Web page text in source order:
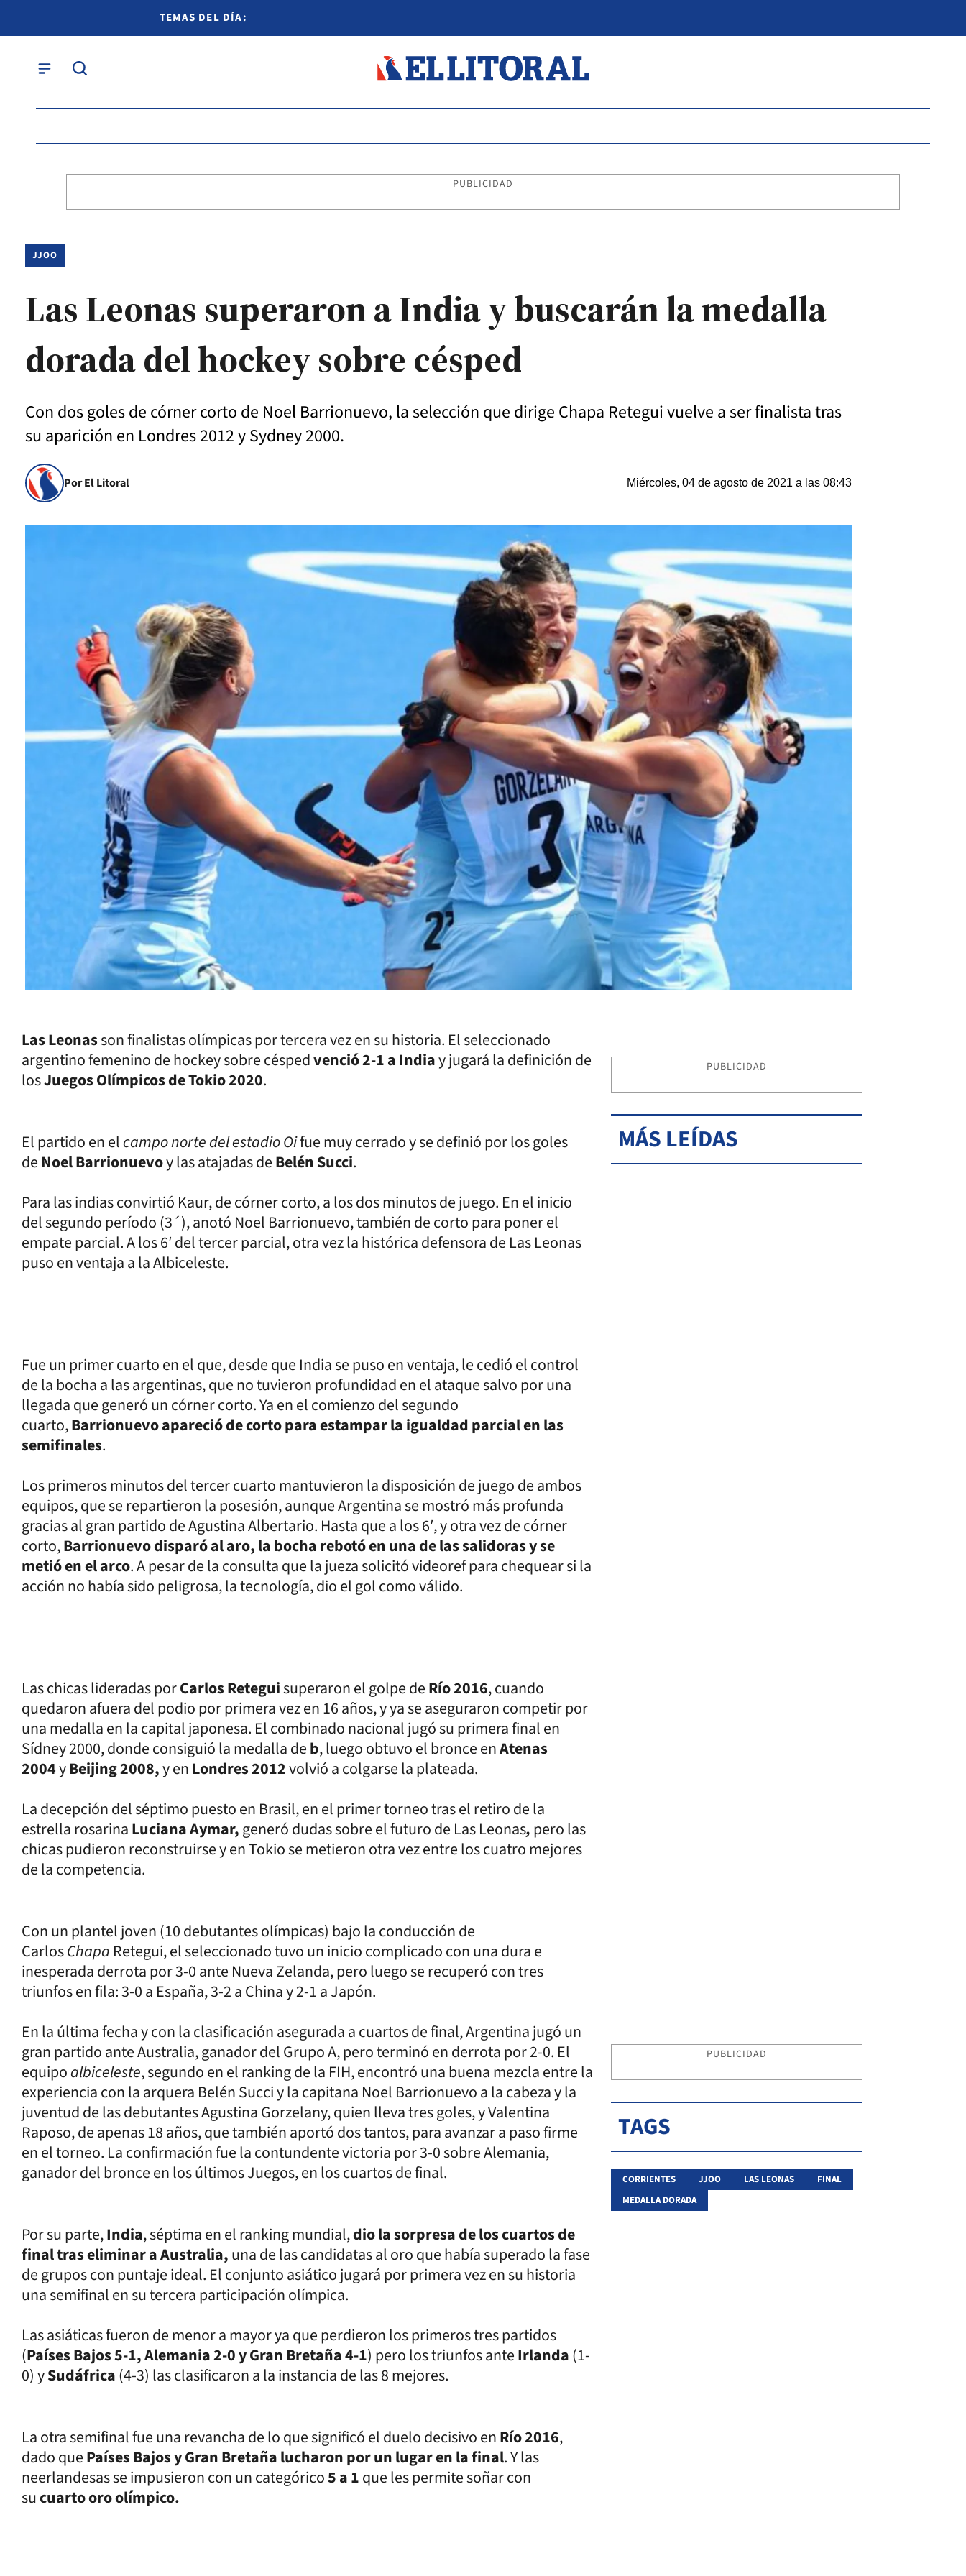
TEMAS DEL DÍA:
PUBLICIDAD
JJOO
Las Leonas superaron a India y buscarán la medalla
dorada del hockey sobre césped
Con dos goles de córner corto de Noel Barrionuevo, la selección que dirige Chapa Retegui vuelve a ser finalista tras
su aparición en Londres 2012 y Sydney 2000.
Por El Litoral Miércoles, 04 de agosto de 2021 a las 08:43
Las Leonasson finalistas olímpicas por tercera vez en su historia. El seleccionado
argentino femenino de hockey sobre céspedvenció 2-1 aIndiay jugará la definición de
losJuegos Olímpicos de Tokio 2020.
El partido en elcampo norte del estadio Oifue muy cerrado y se definió por los goles
deNoel Barrionuevoy las atajadas deBelén Succi.
Para las indias convirtió Kaur, de córner corto, a los dos minutos de juego. En el inicio
del segundo período (3´), anotó Noel Barrionuevo, también de corto para poner el
empate parcial. A los 6′ del tercer parcial, otra vez la histórica defensora de Las Leonas
puso en ventaja a la Albiceleste.
Fue un primer cuarto en el que, desde que India se puso en ventaja, le cedió el control
de la bocha a las argentinas, que no tuvieron profundidad en el ataque salvo por una
llegada que generó un córner corto. Ya en el comienzo del segundo
cuarto,Barrionuevo apareció de corto para estampar la igualdad parcial en las
semifinales.
Los primeros minutos del tercer cuarto mantuvieron la disposición de juego de ambos
equipos, que se repartieron la posesión, aunque Argentina se mostró más profunda
gracias al gran partido de Agustina Albertario. Hasta que a los 6′, y otra vez de córner
corto,Barrionuevo disparó al aro, la bocha rebotó en una de las salidoras y se
metió en el arco. A pesar de la consulta que la jueza solicitó videoref para chequear si la
acción no había sido peligrosa, la tecnología, dio el gol como válido.
Las chicas lideradas porCarlos Reteguisuperaron el golpe deRío 2016,cuando
quedaron afuera del podio por primera vez en 16 años,y ya se aseguraron competir por
una medalla en la capital japonesa. El combinado nacional jugó su primera final en
Sídney 2000, donde consiguió la medalla deb, luego obtuvo el bronceenAtenas
2004yBeijing 2008,y enLondres 2012volvió a colgarse la plateada.
La decepción del séptimo puesto en Brasil, en el primer torneo tras el retiro de la
estrella rosarinaLuciana Aymar,generó dudas sobre el futuro de Las Leonas,pero las
chicas pudieron reconstruirse y en Tokiose metieron otra vez entre los cuatro mejores
de la competencia.
Con un plantel joven (10 debutantes olímpicas) bajo la conducción de
CarlosChapa Retegui, el seleccionado tuvo un inicio complicado con una dura e
inesperada derrota por 3-0 ante Nueva Zelanda, pero luego se recuperó con tres
triunfos en fila: 3-0 a España, 3-2 a China y 2-1 a Japón.
En la última fecha y con la clasificación asegurada a cuartos de final, Argentina jugó un
gran partido ante Australia, ganador del Grupo A, pero terminó en derrota por 2-0. El
equipoalbiceleste, segundo en el ranking de la FIH, encontró una buena mezcla entre la
experiencia con la arquera Belén Succi y la capitana Noel Barrionuevo a la cabeza y la
juventud de las debutantes Agustina Gorzelany, quien lleva tres goles, y Valentina
Raposo, de apenas 18 años, que también aportó dos tantos, para avanzar a paso firme
en el torneo. La confirmación fue la contundente victoria por 3-0 sobre Alemania,
ganador del bronce en los últimos Juegos, en los cuartos de final.
Por su parte,India, séptima en el ranking mundial,dio la sorpresa de los cuartos de
final tras eliminar a Australia,una de las candidatas al oro que había superado la fase
de grupos con puntaje ideal. El conjunto asiático jugará por primera vez en su historia
una semifinal en su tercera participación olímpica.
Las asiáticas fueron de menor a mayor ya que perdieron los primeros tres partidos
(Países Bajos 5-1, Alemania 2-0 y Gran Bretaña 4-1) pero los triunfos anteIrlanda(1-
0) ySudáfrica(4-3) las clasificaron a la instancia de las 8 mejores.
La otra semifinal fue una revancha de lo que significó el duelo decisivo enRío 2016,
dado quePaíses Bajos y Gran Bretaña lucharon por un lugar en la final. Y las
neerlandesas se impusieron con un categórico5 a 1que les permite soñar con
sucuarto oro olímpico.
PUBLICIDAD
MÁS LEÍDAS
PUBLICIDAD
TAGS
CORRIENTES JJOO LAS LEONAS
FINAL
MEDALLA DORADA